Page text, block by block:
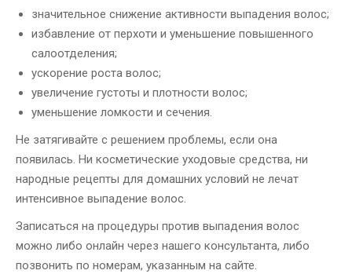
значительное снижение активности выпадения волос;
избавление от перхоти и уменьшение повышенного
салоотделения;
ускорение роста волос;
увеличение густоты и плотности волос;
уменьшение ломкости и сечения.
Не затягивайте с решением проблемы, если она
появилась. Ни косметические уходовые средства, ни
народные рецепты для домашних условий не лечат
интенсивное выпадение волос.
Записаться на процедуры против выпадения волос
можно либо онлайн через нашего консультанта, либо
позвонить по номерам, указанным на сайте.